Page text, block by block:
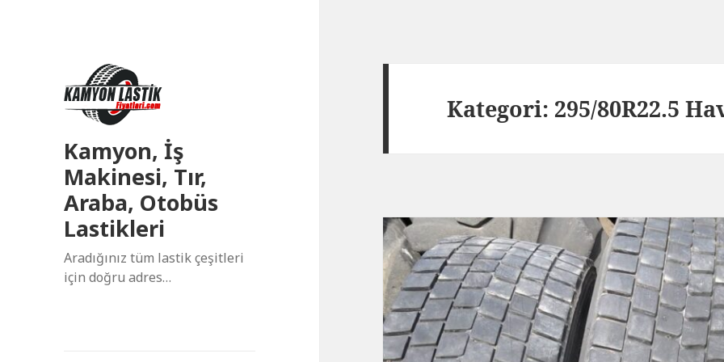
Kamyon, İş
Makinesi, Tır,
Araba, Otobüs
Lastikleri
Aradığınız tüm lastik çeşitleri
için doğru adres…
Kategori: 295/80R22.5